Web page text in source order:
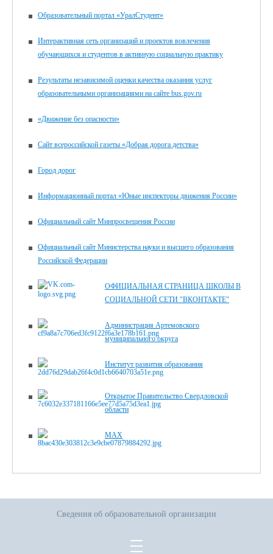
Образовательный портал «УралСтудент»
Интерактивная сеть организаций и проектов вовлечения
обучающихся и студентов в активную социальную практику
Результаты независимой оценки качества оказания услуг
образовательными организациями на сайте bus.gov.ru
«Движение без опасности»
Сайт всероссийской газеты «Добрая дорога детства»
Город дорог
Информационный портал «Юные инспекторы движения России»
Официальный сайт Минпросвещения России
Официальный сайт Министерства науки и высшего образования
Российской Федерации
ОФИЦИАЛЬНАЯ СТРАНИЦА ШКОЛЫ В
СОЦИАЛЬНОЙ СЕТИ "ВКОНТАКТЕ"
Администрация Артемовского
муниципального округа
Институт развития образования
Открытое Правительство Свердловской
области
MAX
Сведения об образовательной организации